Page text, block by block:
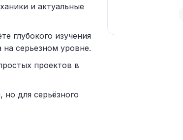
и актуальные
глубокого изучения
серьезном уровне.
проектов в
для серьёзного